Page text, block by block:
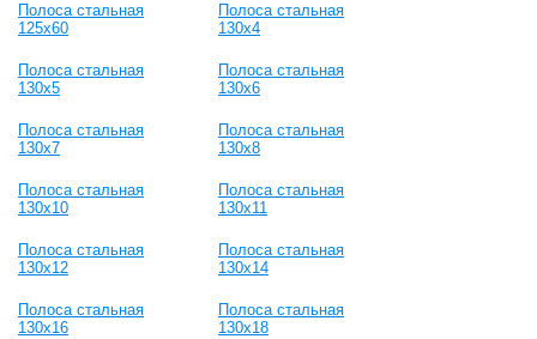
Полоса стальная
125x60
Полоса стальная
130x4
Полоса стальная
130x5
Полоса стальная
130x6
Полоса стальная
130x7
Полоса стальная
130x8
Полоса стальная
130x10
Полоса стальная
130x11
Полоса стальная
130x12
Полоса стальная
130x14
Полоса стальная
130x16
Полоса стальная
130x18